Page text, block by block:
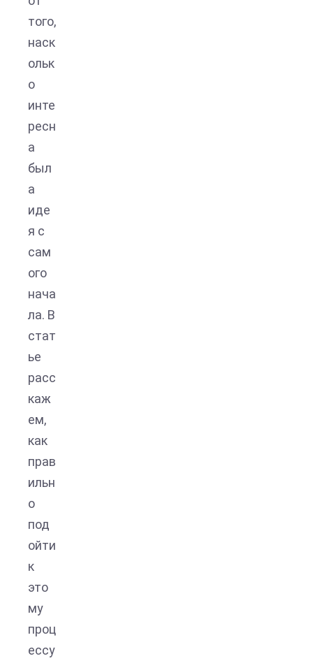
того,
наск
ольк
о
инте
ресн
а
был
а
иде
я с
сам
ого
нача
ла. В
стат
ье
расс
каж
ем,
как
прав
ильн
о
под
ойти
к
это
му
проц
ессу